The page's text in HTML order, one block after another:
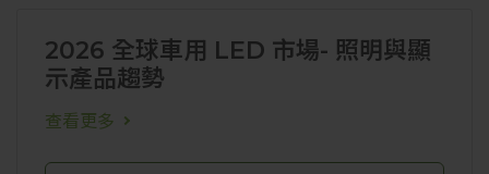
2026 全球車用 LED 市場- 照明與顯
示產品趨勢
查看更多